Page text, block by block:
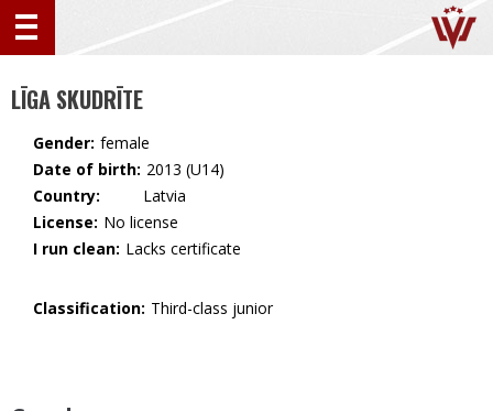
LĪGA SKUDRĪTE
Gender: female
Date of birth: 2013 (U14)
Country:
🇱🇻 Latvia
License: No license
I run clean: Lacks certificate
Classification: Third-class junior